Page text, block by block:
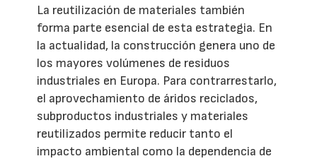
La reutilización de materiales también
forma parte esencial de esta estrategia. En
la actualidad, la construcción genera uno de
los mayores volúmenes de residuos
industriales en Europa. Para contrarrestarlo,
el aprovechamiento de áridos reciclados,
subproductos industriales y materiales
reutilizados permite reducir tanto el
impacto ambiental como la dependencia de